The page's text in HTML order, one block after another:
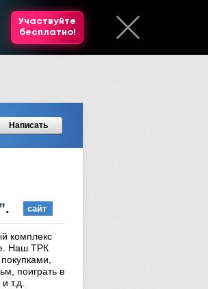
Участвуйте
бесплатно!
Написать
сайт
комплекс
Наш ТРК
поиграть в
т.д.